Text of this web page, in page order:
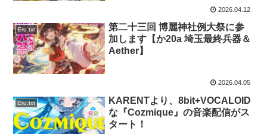
2026.04.12
Eru.txt
第二十三回 博麗神社例大祭に参
加します【か20a 埼玉最終兵器＆
Aether】
2026.04.05
Eru.txt
KARENTより、8bit+VOCALOID
な『Cozmique』の音楽配信がス
タート！